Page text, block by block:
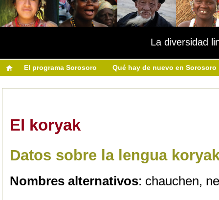
La diversidad
El programa Sorosoro Qué hay de nuevo en Sorosoro
El koryak
Datos sobre la lengua
Nombres alternativos: chauchen,